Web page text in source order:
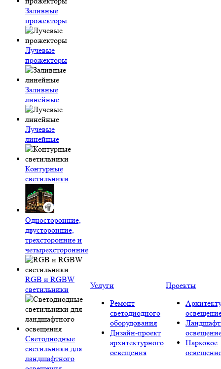
Заливные
прожекторы
Лучевые
прожекторы
Заливные
линейные
Лучевые
линейные
Контурные
светильники
Односторонние,
двусторонние,
трехсторонние и
четырехсторонние
RGB и RGBW
светильники
Светодиодные
светильники для
ландшафтного
Услуги
Ремонт
светодиодного
оборудования
Дизайн-проект
архитектурного
освещения
Проекты
Парковое